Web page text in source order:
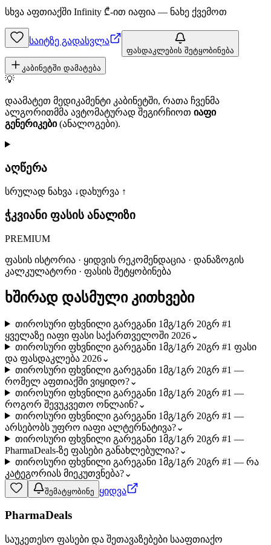
სხვა აფთიაქში Infinity ₾-ით იაფია — ნახე ქვემოთ
საიტზე გადასვლა
ფასდაკლების შეტყობინება
კაბინეტში დამატება
💡
დაამატეთ მედიკამენტი კაბინეტში, რათა ჩვენმა
ალგორითმმა ავტომატურად შეგირჩიოთ იაფი
გენერიკები(ანალოგები).
აღწერა
სრულად ნახვა ↓დახურვა ↑
ჭკვიანი ფასის ანალიზი
PREMIUM
ფასის ისტორია · ყიდვის რეკომენდაცია · დანაზოგის
კალკულატორი · ფასის შეტყობინება
ხშირად დასმული კითხვები
თიროსური ფხვნილი გარეგანი 1მგ/1გრ 20გრ #1
ყველაზე იაფი ფასი საქართველოში 2026⌄
თიროსური ფხვნილი გარეგანი 1მგ/1გრ 20გრ #1 ფასი
და ფასდაკლება 2026⌄
თიროსური ფხვნილი გარეგანი 1მგ/1გრ 20გრ #1 —
რომელ აფთიაქში ვიყიდო?⌄
თიროსური ფხვნილი გარეგანი 1მგ/1გრ 20გრ #1 —
როგორ შევუკვეთო ონლაინ?⌄
თიროსური ფხვნილი გარეგანი 1მგ/1გრ 20გრ #1 —
არსებობს უფრო იაფი ალტერნატივა?⌄
თიროსური ფხვნილი გარეგანი 1მგ/1გრ 20გრ #1 —
PharmaDeals-ზე ფასები განახლებულია?⌄
თიროსური ფხვნილი გარეგანი 1მგ/1გრ 20გრ #1 — რა
კატეგორიას მიეკუთვნება?⌄
შემატყობინე ყიდვა
PharmaDeals
საუკეთესო ფასები და შეთავაზებები სააფთიაქო